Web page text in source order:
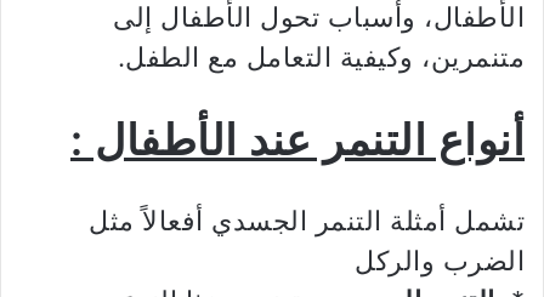
الأطفال، وأسباب تحول الأطفال إلى
متنمرين، وكيفية التعامل مع الطفل.
أنواع التنمر عند الأطفال :
تشمل أمثلة التنمر الجسدي أفعالاً مثل
الضرب والركل